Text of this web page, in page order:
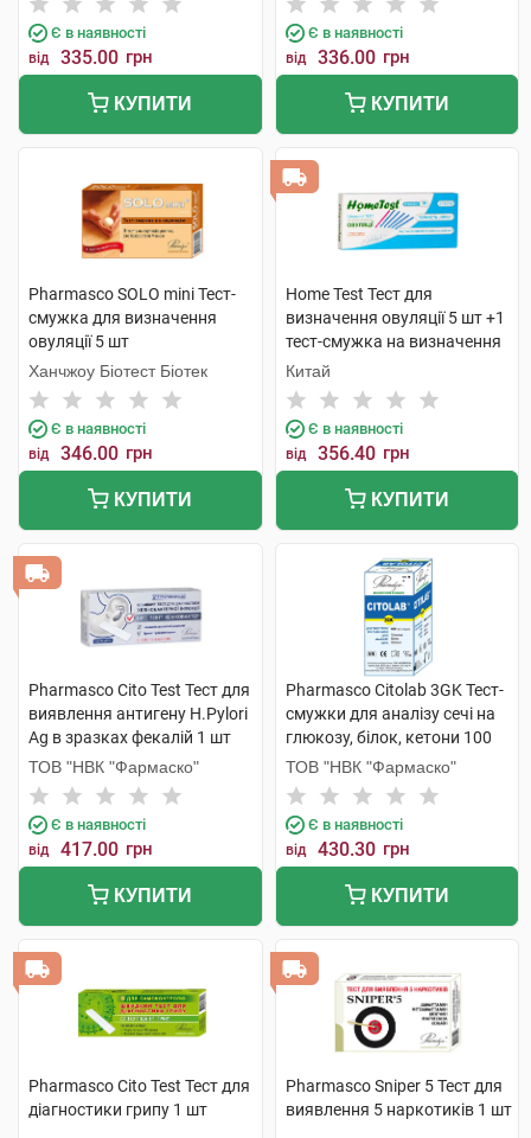
Є в наявності
від 335.00 грн
КУПИТИ
Є в наявності
від 336.00 грн
КУПИТИ
Pharmasco SOLO mini Тест-
смужка для визначення
овуляції 5 шт
Ханчжоу Біотест Біотек
Є в наявності
від 346.00 грн
КУПИТИ
Home Test Тест для
визначення овуляції 5 шт +1
тест-смужка на визначення
вагітності 1 набір
Китай
Є в наявності
від 356.40 грн
КУПИТИ
Pharmasco Cito Test Тест для
виявлення антигену Н.Pylori
Ag в зразках фекалій 1 шт
ТОВ "НВК "Фармаско"
Є в наявності
від 417.00 грн
КУПИТИ
Pharmasco Citolab 3GK Тест-
смужки для аналізу сечі на
глюкозу, білок, кетони 100
шт
ТОВ "НВК "Фармаско"
Є в наявності
від 430.30 грн
КУПИТИ
Pharmasco Cito Test Тест для
діагностики грипу 1 шт
Pharmasco Sniper 5 Тест для
виявлення 5 наркотиків 1 шт